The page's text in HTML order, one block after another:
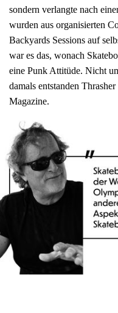
sondern verlangte nach
wurden aus organisierten
Backyards Sessions auf
war es das, wonach
eine Punk Attitüde. Nicht
damals entstanden
Magazine.